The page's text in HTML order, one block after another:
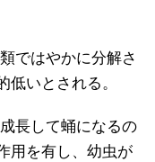
ではやかに分解さ
いとされる。
長して蛹になるの
用を有し、幼虫が